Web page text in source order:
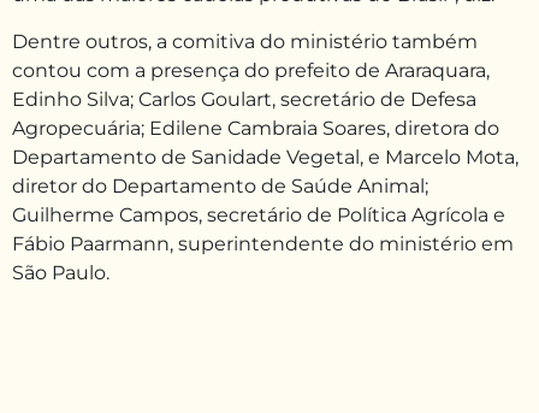
Dentre outros, a comitiva do ministério também
contou com a presença do prefeito de Araraquara,
Edinho Silva; Carlos Goulart, secretário de Defesa
Agropecuária; Edilene Cambraia Soares, diretora do
Departamento de Sanidade Vegetal, e Marcelo Mota,
diretor do Departamento de Saúde Animal;
Guilherme Campos, secretário de Política Agrícola e
Fábio Paarmann, superintendente do ministério em
São Paulo.